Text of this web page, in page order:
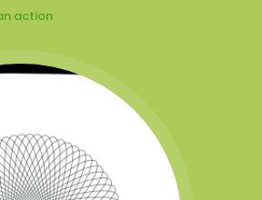
action